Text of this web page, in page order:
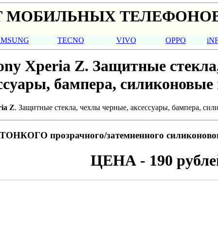
МОБИЛЬНЫХ
TECNO VIVO OPPO
Xperia Z. Защитные
бампера,
Z. Защитные стекла, чехлы черные, аксессуары, бампера,
прозрачного/затемненного
ЦЕНА - 190